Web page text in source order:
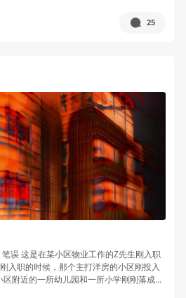
25
误 这是在某小区物业工作的Z先生刚入职
入职的时候，那个主打洋房的小区刚投入
附近的一所幼儿园和一所小学刚刚落成...